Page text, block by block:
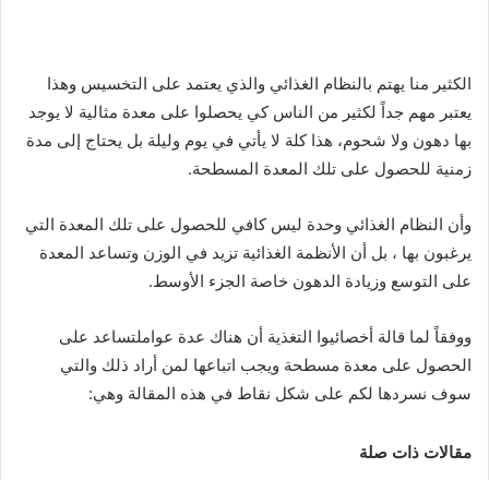
الكثير منا يهتم بالنظام الغذائي والذي يعتمد على التخسيس وهذا
يعتبر مهم جداً لكثير من الناس كي يحصلوا على معدة مثالية لا يوجد
بها دهون ولا شحوم، هذا كلة لا يأتي في يوم وليلة بل يحتاج إلى مدة
زمنية للحصول على تلك المعدة المسطحة.
وأن النظام الغذائي وحدة ليس كافي للحصول على تلك المعدة التي
يرغبون بها ، بل أن الأنظمة الغذائية تزيد في الوزن وتساعد المعدة
على التوسع وزيادة الدهون خاصة الجزء الأوسط.
ووفقاً لما قالة أخصائيوا التغذية أن هناك عدة عواملتساعد على
الحصول على معدة مسطحة ويجب اتباعها لمن أراد ذلك والتي
سوف نسردها لكم على شكل نقاط في هذه المقالة وهي:
مقالات ذات صلة